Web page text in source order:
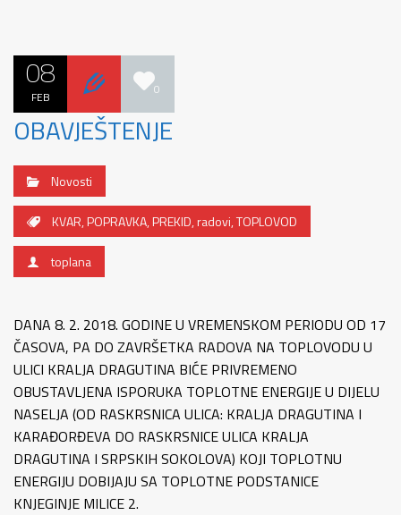
08
FEB 0
OBAVJEŠTENJE
Novosti
KVAR,POPRAVKA,PREKID,radovi,TOPLOVOD
toplana
DANA 8. 2. 2018. GODINE U VREMENSKOM PERIODU OD 17
ČASOVA, PA DO ZAVRŠETKA RADOVA NA TOPLOVODU U
ULICI KRALJA DRAGUTINA BIĆE PRIVREMENO
OBUSTAVLJENA ISPORUKA TOPLOTNE ENERGIJE U DIJELU
NASELJA (OD RASKRSNICA ULICA: KRALJA DRAGUTINA I
KARAĐORĐEVA DO RASKRSNICE ULICA KRALJA
DRAGUTINA I SRPSKIH SOKOLOVA) KOJI TOPLOTNU
ENERGIJU DOBIJAJU SA TOPLOTNE PODSTANICE
KNJEGINJE MILICE 2.